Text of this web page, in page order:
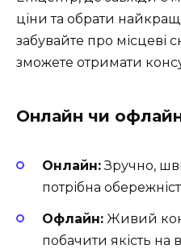
ціни та обрати
забувайте про місцеві
зможете отримати
Онлайн чи
Онлайн:Зручно,
потрібна
Офлайн: Живий
побачити якість на